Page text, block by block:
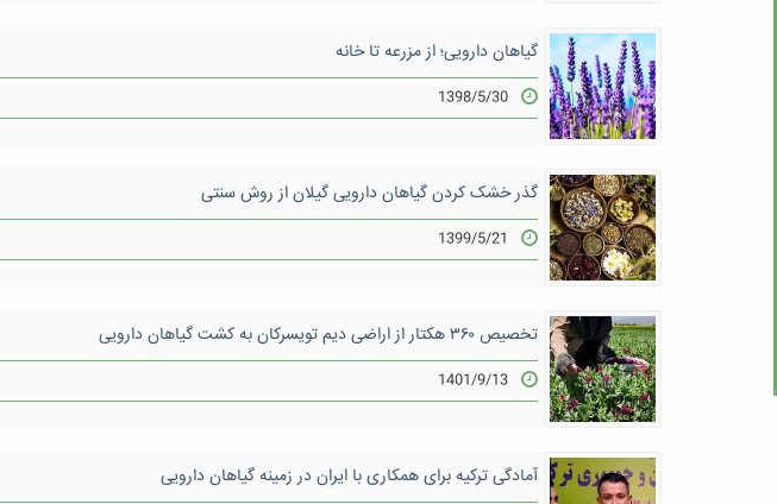
گیاهان دارویی؛ از مزرعه تا خانه
1398/5/30
گذر خشک کردن گیاهان دارویی گیلان از روش سنتی
1399/5/21
تخصیص ۳۶۰ هکتار از اراضی دیم تویسرکان به کشت گیاهان دارویی
1401/9/13
آمادگی ترکیه برای همکاری با ایران در زمینه گیاهان دارویی